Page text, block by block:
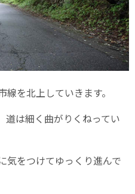
を北上していきます。
道は細く曲がりくねってい
気をつけてゆっくり進んで